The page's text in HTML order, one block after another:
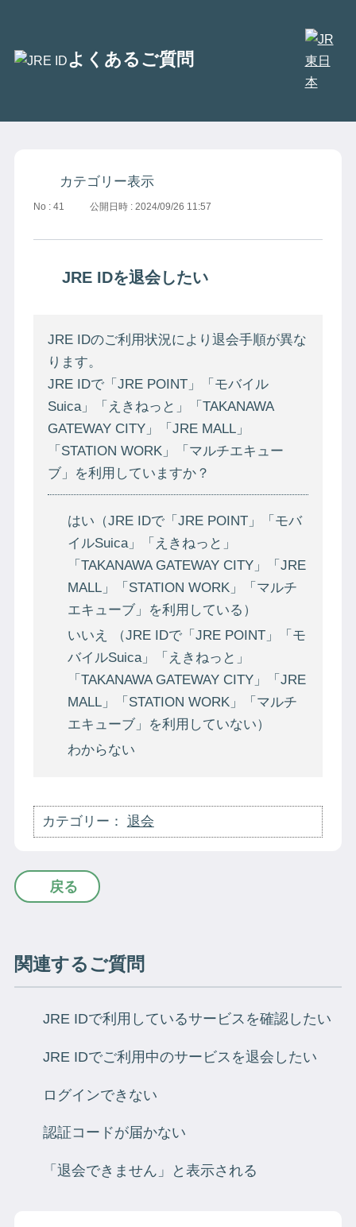
よくあるご質問
ウ
カテゴリー表示
No : 41 公開日時 : 2024/09/26 11:57
JRE IDを退会したい
JRE IDのご利用状況により退会手順が異な
ります。
JRE IDで「JRE POINT」「モバイル
Suica」「えきねっと」「TAKANAWA
GATEWAY CITY」「JRE MALL」
「STATION WORK」「マルチエキュー
ブ」を利用していますか？
はい（JRE IDで「JRE POINT」「モバ
イルSuica」「えきねっと」
「TAKANAWA GATEWAY CITY」「JRE
MALL」「STATION WORK」「マルチ
エキューブ」を利用している）
いいえ （JRE IDで「JRE POINT」「モ
バイルSuica」「えきねっと」
「TAKANAWA GATEWAY CITY」「JRE
MALL」「STATION WORK」「マルチ
エキューブ」を利用していない）
わからない
カテゴリー： 退会
戻る
関連するご質問
JRE IDで利用しているサービスを確認したい
JRE IDでご利用中のサービスを退会したい
ログインできない
認証コードが届かない
「退会できません」と表示される